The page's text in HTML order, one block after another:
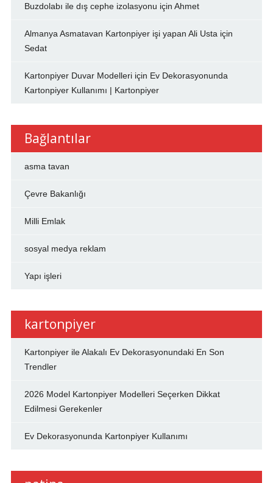
Buzdolabı ile dış cephe izolasyonu için Ahmet
Almanya Asmatavan Kartonpiyer işi yapan Ali Usta için
Sedat
Kartonpiyer Duvar Modelleriiçin Ev Dekorasyonunda
Kartonpiyer Kullanımı | Kartonpiyer
Bağlantılar
asma tavan
Çevre Bakanlığı
Milli Emlak
sosyal medya reklam
Yapı işleri
kartonpiyer
Kartonpiyer ile Alakalı Ev Dekorasyonundaki En Son
Trendler
2026 Model Kartonpiyer Modelleri Seçerken Dikkat
Edilmesi Gerekenler
Ev Dekorasyonunda Kartonpiyer Kullanımı